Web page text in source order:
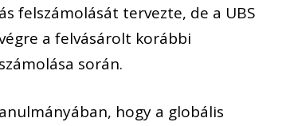
felszámolását tervezte, de a UBS
a felvásárolt korábbi
során.
hogy a globális